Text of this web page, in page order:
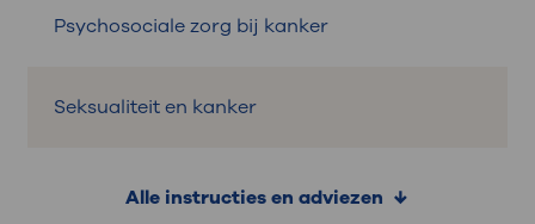
Psychosociale zorg bij kanker
Seksualiteit en kanker
Alle instructies en adviezen